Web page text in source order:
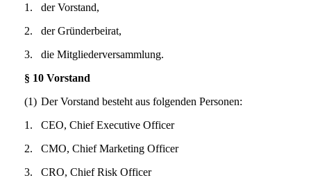
1.
der Vorstand,
2.
der Gründerbeirat,
3.
die Mitgliederversammlung.
§ 10 Vorstand
(1) Der Vorstand besteht aus folgenden Personen:
1.
CEO, Chief Executive Officer
2.
CMO, Chief Marketing Officer
3.
CRO, Chief Risk Officer